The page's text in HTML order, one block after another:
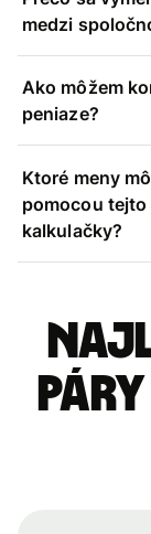
medzi
Ako môžem
peniaze?
Ktoré meny
pomocou tejto
kalkulačky?